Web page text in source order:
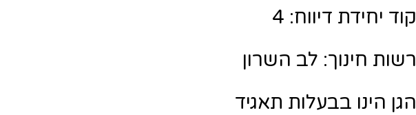
קוד יחידת דיווח: 4
רשות חינוך: לב השרון
הגן הינו בבעלות תאגיד